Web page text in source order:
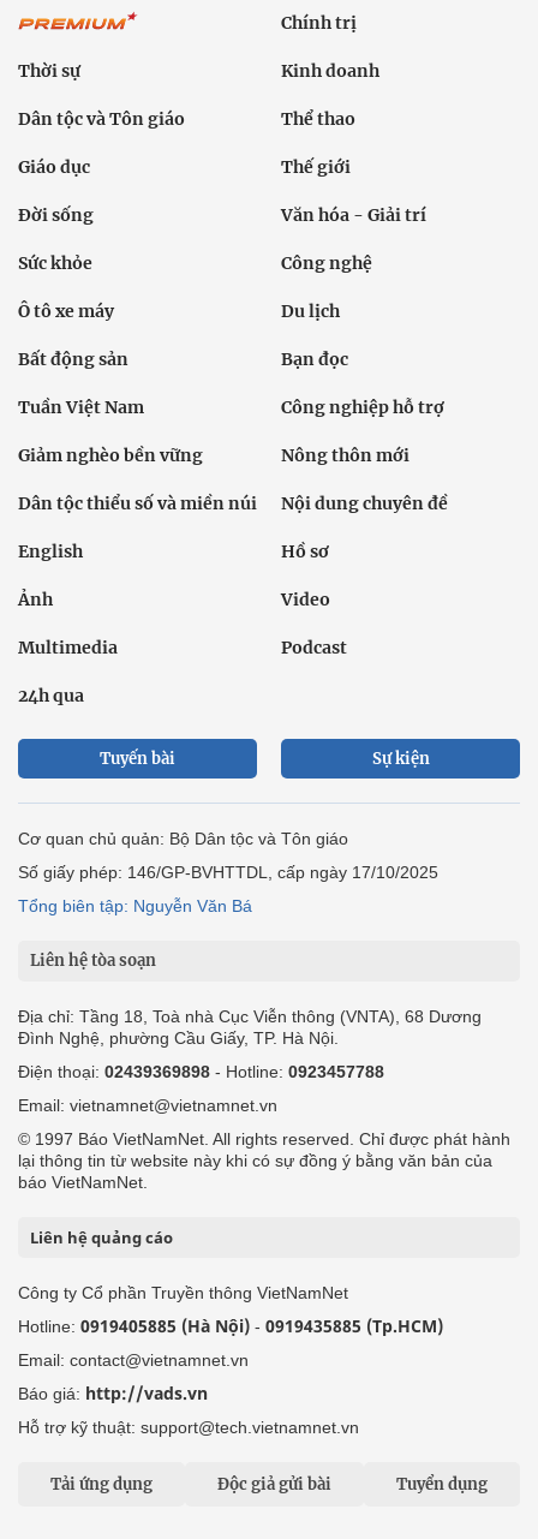
Chính trị
Thời sự Kinh doanh
Dân tộc và Tôn giáo Thể thao
Giáo dục Thế giới
Đời sống Văn hóa - Giải trí
Sức khỏe Công nghệ
Ô tô xe máy Du lịch
Bất động sản Bạn đọc
Tuần Việt Nam Công nghiệp hỗ trợ
Giảm nghèo bền vững Nông thôn mới
Dân tộc thiểu số và miền núi Nội dung chuyên đề
English Hồ sơ
Ảnh Video
Multimedia Podcast
24h qua
Tuyến bài Sự kiện
Cơ quan chủ quản: Bộ Dân tộc và Tôn giáo
Số giấy phép: 146/GP-BVHTTDL, cấp ngày 17/10/2025
Tổng biên tập: Nguyễn Văn Bá
Liên hệ tòa soạn
Địa chỉ: Tầng 18, Toà nhà Cục Viễn thông (VNTA), 68 Dương
Đình Nghệ, phường Cầu Giấy, TP. Hà Nội.
Điện thoại: 02439369898 - Hotline: 0923457788
Email: vietnamnet@vietnamnet.vn
© 1997 Báo VietNamNet. All rights reserved. Chỉ được phát hành
lại thông tin từ website này khi có sự đồng ý bằng văn bản của
báo VietNamNet.
Liên hệ quảng cáo
Công ty Cổ phần Truyền thông VietNamNet
Hotline: 0919405885 (Hà Nội) - 0919435885 (Tp.HCM)
Email: contact@vietnamnet.vn
Báo giá: http://vads.vn
Hỗ trợ kỹ thuật: support@tech.vietnamnet.vn
Tải ứng dụng Độc giả gửi bài Tuyển dụng